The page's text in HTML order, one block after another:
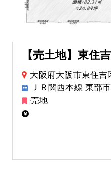
【売土地】東住
大阪府大阪市東住吉
ＪＲ関西本線 東部
売地